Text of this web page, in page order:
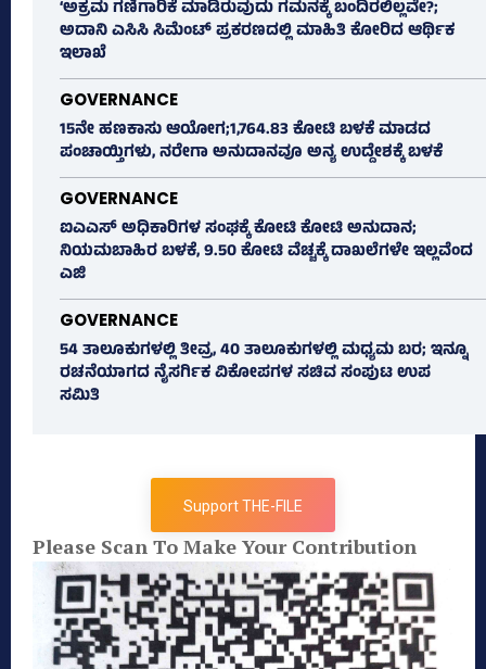
‘ಅಕ್ರಮ ಗಣಿಗಾರಿಕೆ ಮಾಡಿರುವುದು ಗಮನಕ್ಕೆ ಬಂದಿರಲಿಲ್ಲವೇ?;
ಅದಾನಿ ಎಸಿಸಿ ಸಿಮೆಂಟ್ ಪ್ರಕರಣದಲ್ಲಿ ಮಾಹಿತಿ ಕೋರಿದ ಆರ್ಥಿಕ
ಇಲಾಖೆ
GOVERNANCE
15ನೇ ಹಣಕಾಸು ಆಯೋಗ;1,764.83 ಕೋಟಿ ಬಳಕೆ ಮಾಡದ
ಪಂಚಾಯ್ತಿಗಳು, ನರೇಗಾ ಅನುದಾನವೂ ಅನ್ಯ ಉದ್ದೇಶಕ್ಕೆ ಬಳಕೆ
GOVERNANCE
ಐಎಎಸ್‌ ಅಧಿಕಾರಿಗಳ ಸಂಘಕ್ಕೆ ಕೋಟಿ ಕೋಟಿ ಅನುದಾನ;
ನಿಯಮಬಾಹಿರ ಬಳಕೆ, 9.50 ಕೋಟಿ ವೆಚ್ಚಕ್ಕೆ ದಾಖಲೆಗಳೇ ಇಲ್ಲವೆಂದ
ಎಜಿ
GOVERNANCE
54 ತಾಲೂಕುಗಳಲ್ಲಿ ತೀವ್ರ, 40 ತಾಲೂಕುಗಳಲ್ಲಿ ಮಧ್ಯಮ ಬರ; ಇನ್ನೂ
ರಚನೆಯಾಗದ ನೈಸರ್ಗಿಕ ವಿಕೋಪಗಳ ಸಚಿವ ಸಂಪುಟ ಉಪ
ಸಮಿತಿ
Support THE-FILE
Please Scan To Make Your Contribution